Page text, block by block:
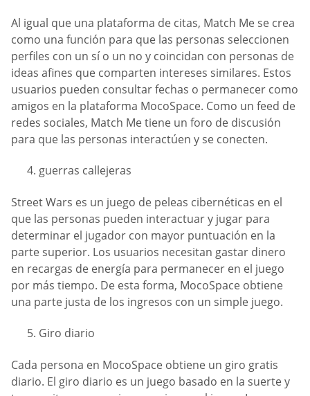
Al igual que una plataforma de citas, Match Me se crea
como una función para que las personas seleccionen
perfiles con un sí o un no y coincidan con personas de
ideas afines que comparten intereses similares. Estos
usuarios pueden consultar fechas o permanecer como
amigos en la plataforma MocoSpace. Como un feed de
redes sociales, Match Me tiene un foro de discusión
para que las personas interactúen y se conecten.
guerras callejeras
Street Wars es un juego de peleas cibernéticas en el
que las personas pueden interactuar y jugar para
determinar el jugador con mayor puntuación en la
parte superior. Los usuarios necesitan gastar dinero
en recargas de energía para permanecer en el juego
por más tiempo. De esta forma, MocoSpace obtiene
una parte justa de los ingresos con un simple juego.
Giro diario
Cada persona en MocoSpace obtiene un giro gratis
diario. El giro diario es un juego basado en la suerte y